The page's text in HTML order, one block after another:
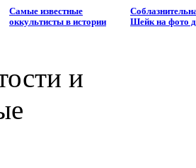
Самые известные
оккультисты в истории
Шейк на фото